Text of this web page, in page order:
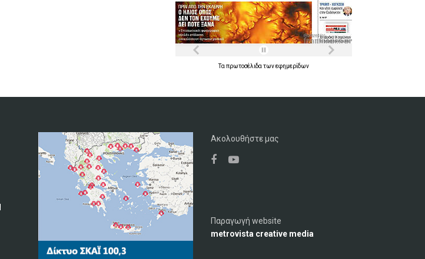
Τα πρωτοσέλιδα τωνεφημερίδων
Ακολουθήστε μας
Παραγωγή website
metrovista creative media